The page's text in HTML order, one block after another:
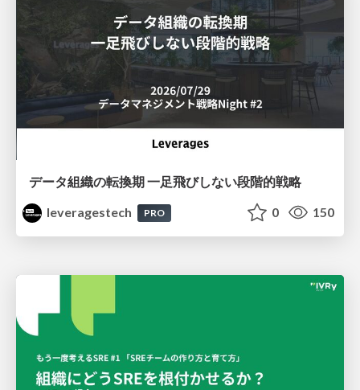
データ組織の転換期 一足飛びしない段階的戦略
leveragestech
PRO 0 150